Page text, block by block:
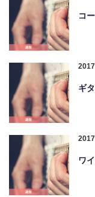
コ
ギ
ワ